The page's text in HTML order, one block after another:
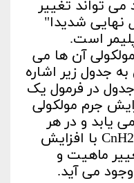
می تواند تغییر
شدیدا"
است.
آن ها می
جدول زیر اشاره
در فرمول یک
جرم مولکولی
یابد و در هر
ازدیاد عدد تغییر ماهیت CnH2n+2 با افزایش
ماهیت و
می آید.